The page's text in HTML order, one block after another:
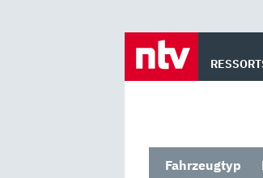
Fahrzeugtyp